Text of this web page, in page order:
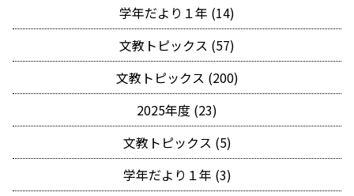
学年だより１年 (14)
文教トピックス (57)
文教トピックス (200)
2025年度 (23)
文教トピックス (5)
学年だより１年 (3)